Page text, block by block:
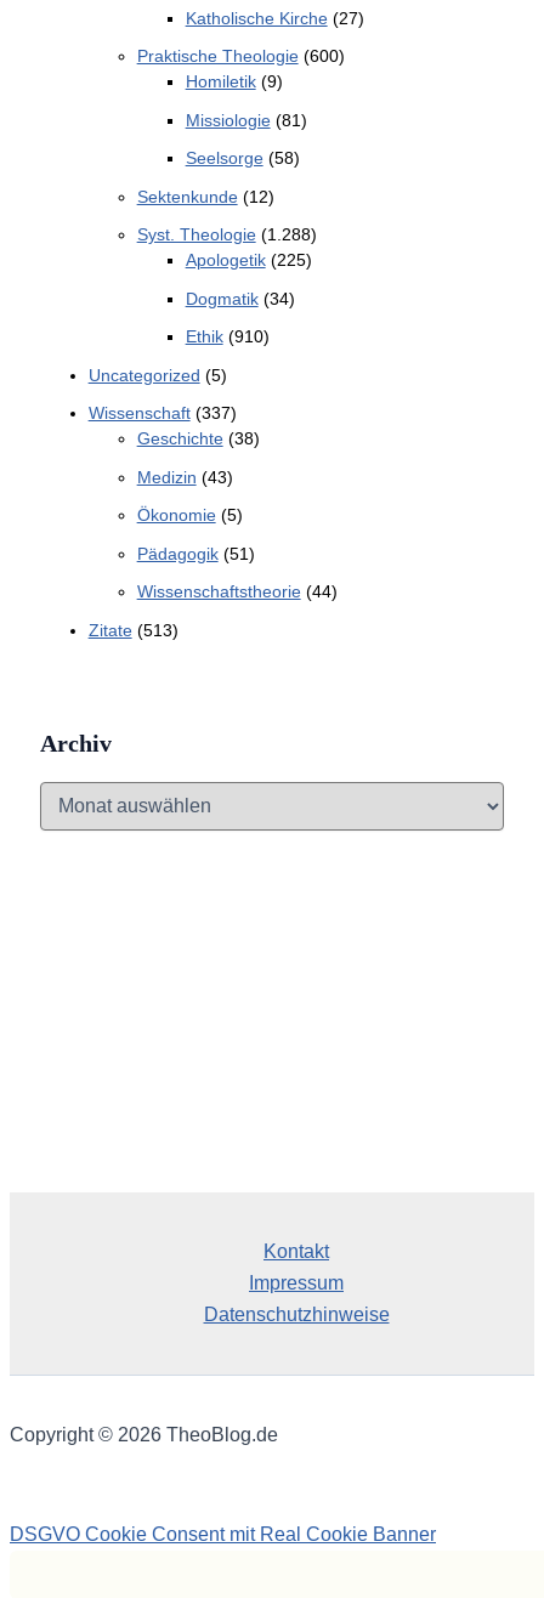
Katholische Kirche(27)
Praktische Theologie(600)
Homiletik(9)
Missiologie(81)
Seelsorge(58)
Sektenkunde(12)
Syst. Theologie(1.288)
Apologetik(225)
Dogmatik(34)
Ethik(910)
Uncategorized (5)
Wissenschaft(337)
Geschichte(38)
Medizin (43)
Ökonomie(5)
Pädagogik(51)
Wissenschaftstheorie(44)
Zitate(513)
Archiv
Kontakt
Impressum
Datenschutzhinweise
Copyright © 2026 TheoBlog.de
DSGVO Cookie Consent mit Real Cookie Banner